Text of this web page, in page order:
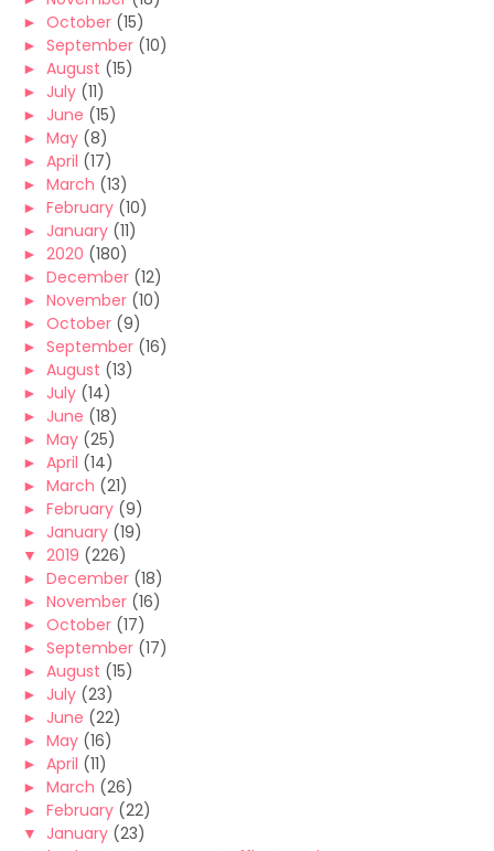
► October (15)
► September (10)
► August (15)
► July (11)
► June (15)
► May (8)
► April (17)
► March (13)
► February (10)
► January (11)
► 2020 (180)
► December (12)
► November (10)
► October (9)
► September (16)
► August (13)
► July (14)
► June (18)
► May (25)
► April (14)
► March (21)
► February (9)
► January (19)
▼ 2019 (226)
► December (18)
► November (16)
► October (17)
► September (17)
► August (15)
► July (23)
► June (22)
► May (16)
► April (11)
► March (26)
► February (22)
▼ January (23)